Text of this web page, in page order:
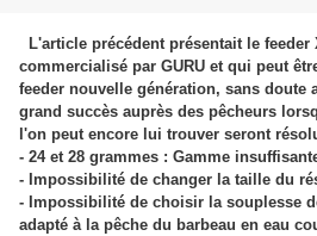
L'article précédent présentait le feeder
commercialisé par GURU et qui peut
feeder nouvelle génération, sans doute
grand succès auprès des pêcheurs
l'on peut encore lui trouver seront
- 24 et 28 grammes : Gamme
- Impossibilité de changer la taille du
- Impossibilité de choisir la souplesse
adapté à la pêche du barbeau en eau